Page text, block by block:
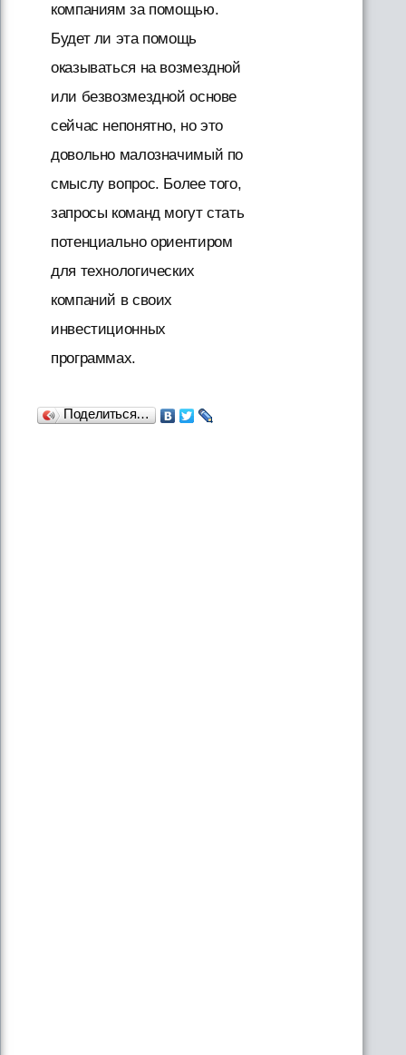
компаниям за помощью.
Будет ли эта помощь
оказываться на возмездной
или безвозмездной основе
сейчас непонятно, но это
довольно малозначимый по
смыслу вопрос. Более того,
запросы команд могут стать
потенциально ориентиром
для технологических
компаний в своих
инвестиционных
программах.
Поделиться…